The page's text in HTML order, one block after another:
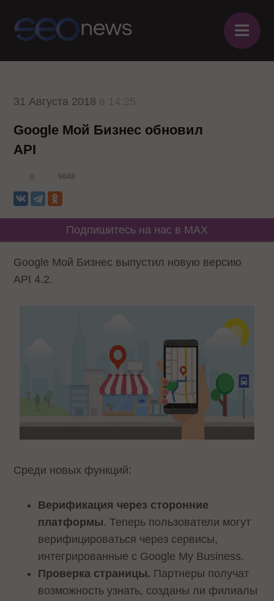
≡
31 Августа 2018
Google Мой Бизнес обновил
API
0 9648
Подпишитесь на нас в MAX
Google Мой Бизнес выпустил новую версию
API 4.2.
Среди новых функций:
Верификация через сторонние
платформы. Теперь пользователи могут
верифицироваться через сервисы,
интегрированные с Google My Business.
Проверка страницы. Партнеры получат
возможность узнать, созданы ли филиалы